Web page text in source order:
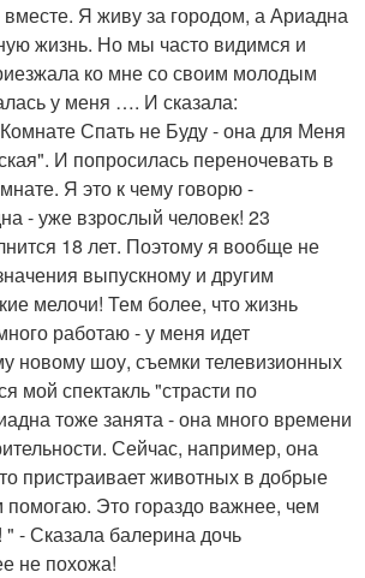
Я живу за городом, а Ариадна
жизнь. Но мы часто видимся и
ко мне со своим молодым
у меня …. И сказала:
Спать не Буду - она для Меня
И попросилась переночевать в
Я это к чему говорю -
- уже взрослый человек! 23
18 лет. Поэтому я вообще не
выпускному и другим
мелочи! Тем более, что жизнь
работаю - у меня идет
новому шоу, съемки телевизионных
мой спектакль "страсти по
тоже занята - она много времени
Сейчас, например, она
пристраивает животных в добрые
помогаю. Это гораздо важнее, чем
- Сказала балерина дочь
не похожа!